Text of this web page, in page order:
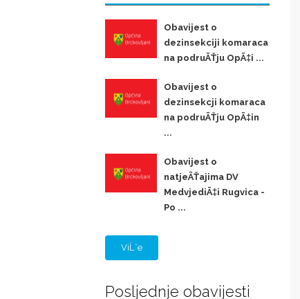
Obavijest o
dezinsekciji komaraca
na podruÄŤju OpÄ‡i ...
Obavijest o
dezinsekcji komaraca
na podruÄŤju OpÄ‡in
...
Obavijest o
natjeÄŤajima DV
MedvjediÄ‡i Rugvica -
Po ...
ViĹˇe
Posljednje obavijesti